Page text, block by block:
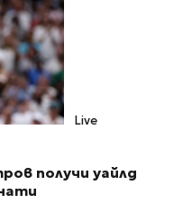
Live
получи уайлд